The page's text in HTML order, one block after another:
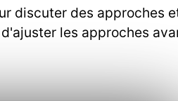
discuter des approches
les approches